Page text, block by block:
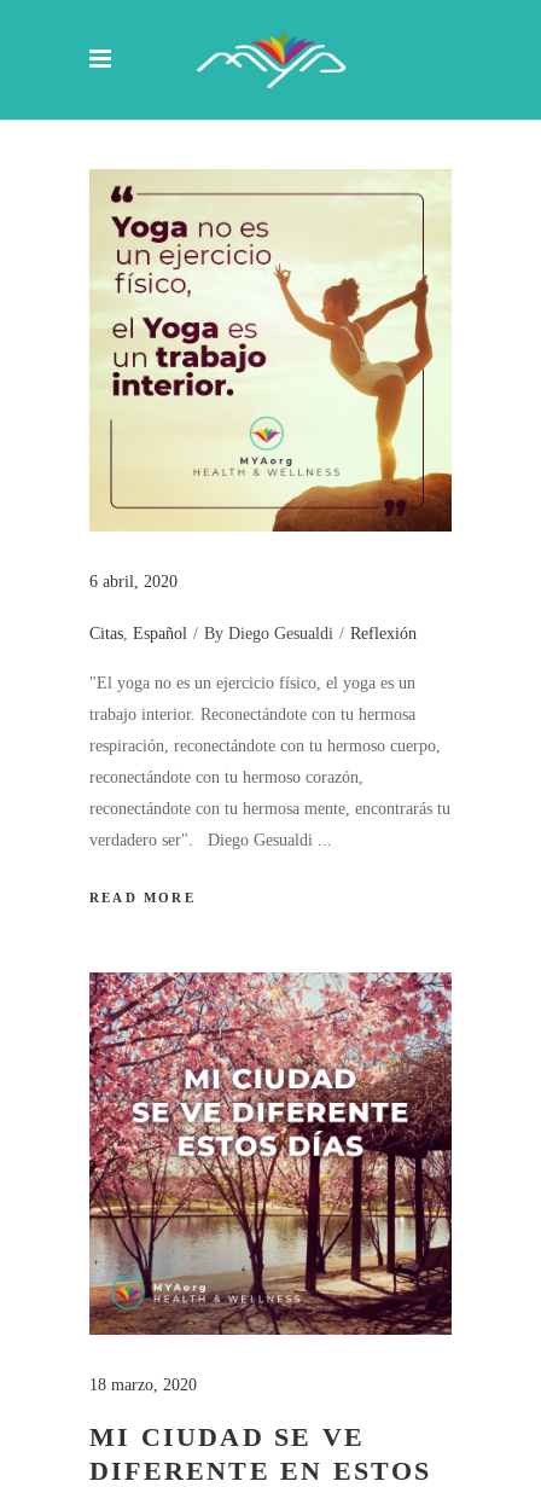
6 abril, 2020
Citas, Español By Diego Gesualdi Reflexión
"El yoga no es un ejercicio físico, el yoga es un
trabajo interior. Reconectándote con tu hermosa
respiración, reconectándote con tu hermoso cuerpo,
reconectándote con tu hermoso corazón,
reconectándote con tu hermosa mente, encontrarás tu
verdadero ser". Diego Gesualdi
READ MORE
18 marzo, 2020
MI CIUDAD SE VE
DIFERENTE EN ESTOS